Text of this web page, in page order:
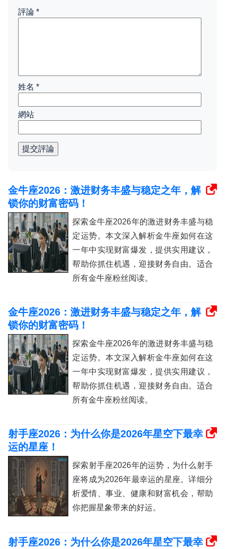
評論 *
姓名 *
網站
提交評論
金牛座2026：激进财务丰盛与稳定之年，解
锁你的财富密码！
探索金牛座2026年的激进财务丰盛与稳
定运势。本文深入解析金牛座如何在这
一年中实现财富爆发，提供实用建议，
帮助你抓住机遇，迎接财务自由。适合
所有金牛座粉丝阅读。
金牛座2026：激进财务丰盛与稳定之年，解
锁你的财富密码！
探索金牛座2026年的激进财务丰盛与稳
定运势。本文深入解析金牛座如何在这
一年中实现财富爆发，提供实用建议，
帮助你抓住机遇，迎接财务自由。适合
所有金牛座粉丝阅读。
射手座2026：为什么你是2026年星空下最幸
运的星座！
探索射手座2026年的运势，为什么射手
座将成为2026年最幸运的星座。详细分
析爱情、事业、健康和财富机会，帮助
你把握星象带来的好运。
射手座2026：为什么你是2026年星空下最幸